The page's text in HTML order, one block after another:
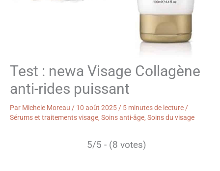
Test : newa Visage Collagène
anti-rides puissant
Par Michele Moreau / 10 août 2025/ 5 minutes de lecture/
Sérums et traitements visage, Soins anti-âge, Soins du visage
5/5 - (8 votes)